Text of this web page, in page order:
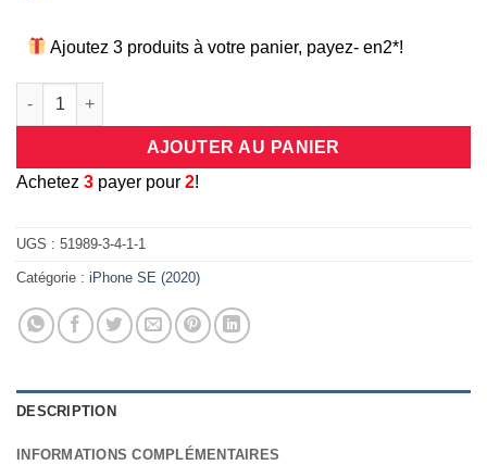
Ajoutez 3 produits à votre panier, payez- en2*!
quantité de Coque armure Apple iPhone SE 2020 grise haute
AJOUTER AU PANIER
Achetez 3 payer pour 2!
UGS : 51989-3-4-1-1
Catégorie : iPhone SE (2020)
DESCRIPTION
INFORMATIONS COMPLÉMENTAIRES